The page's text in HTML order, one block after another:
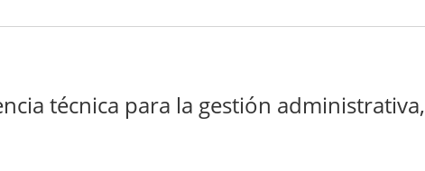
técnica para la gestión administrativa,